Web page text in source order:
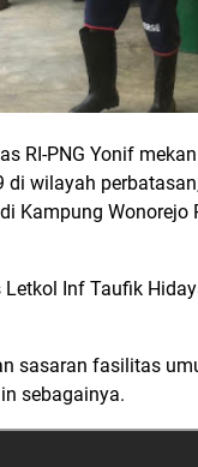
RI-PNG Yonif
wilayah
Kampung Wonorejo
Inf Taufik
sasaran fasilitas
sebagainya.